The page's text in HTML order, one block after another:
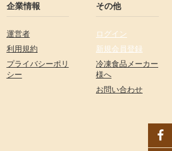
企業情報
運営者
利用規約
プライバシーポリ
シー
その他
ログイン
新規会員登録
冷凍食品メーカー
様へ
お問い合わせ